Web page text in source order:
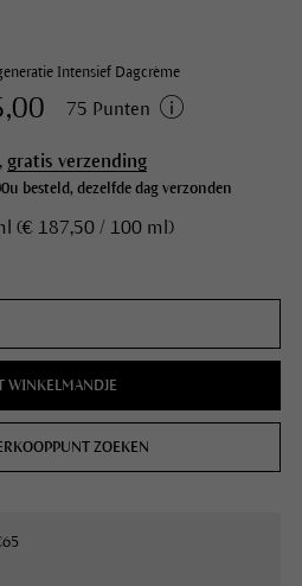
Intensief Dagcrème
75 Punten
gratis verzending
besteld, dezelfde dag verzonden
(€ 187,50 / 100 ml)
WINKELMANDJE
ZOEKEN